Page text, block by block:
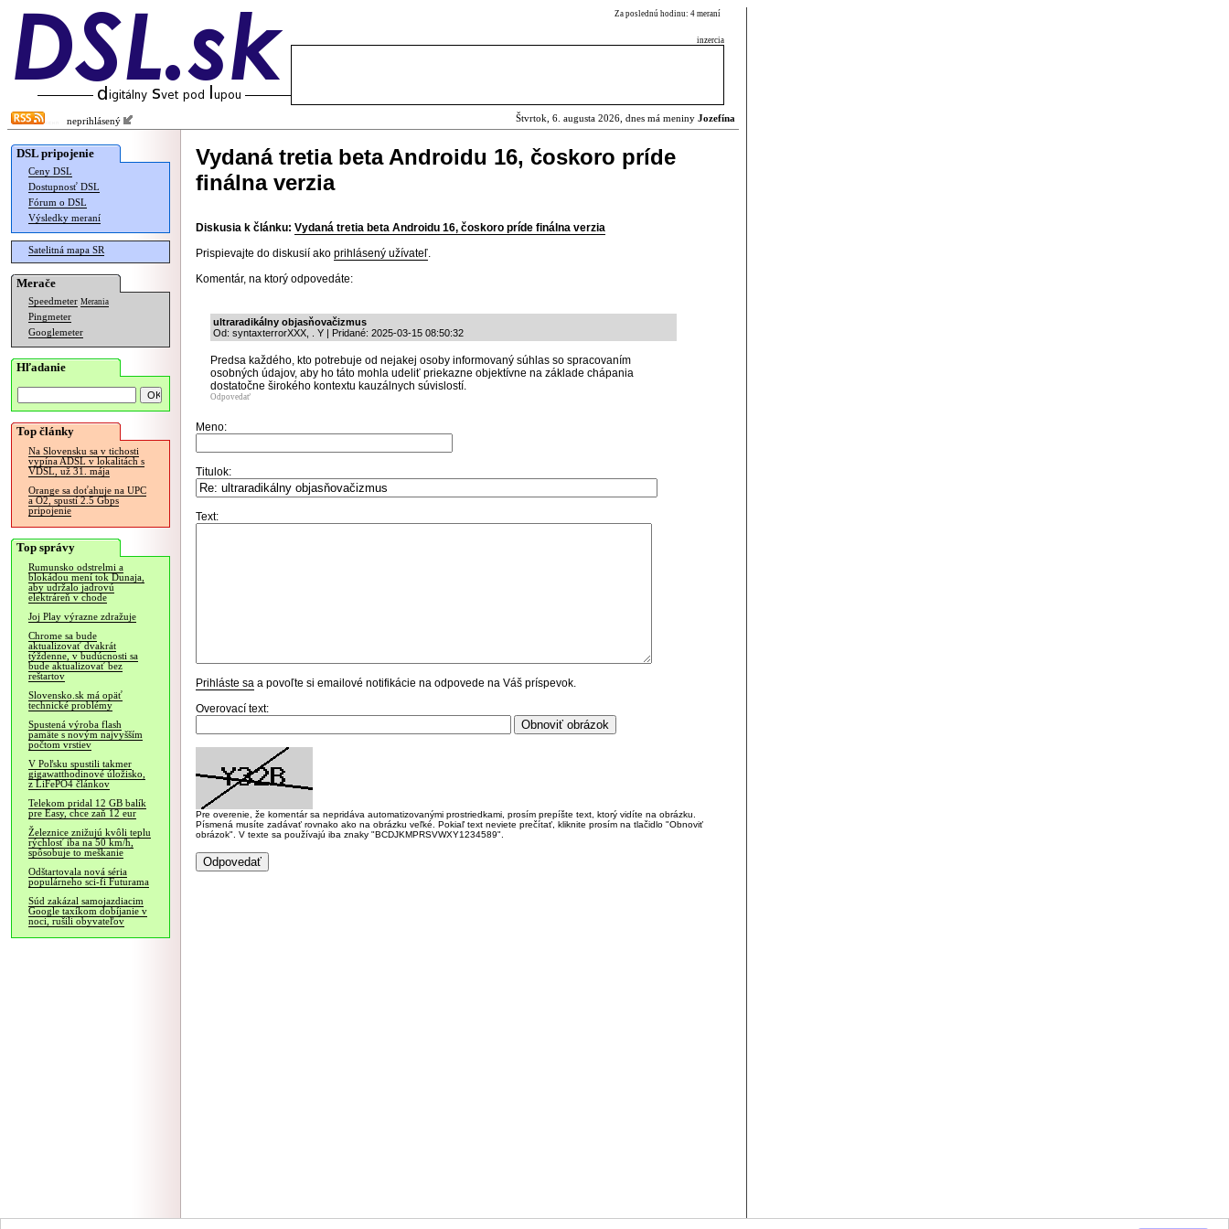
Za poslednú hodinu: 4 meraní
inzercia
neprihlásený Štvrtok, 6. augusta 2026, dnes má meniny Jozefína
DSL pripojenie
Ceny DSL
Dostupnosť DSL
Fórum o DSL
Výsledky meraní
Satelitná mapa SR
Merače
Speedmeter Merania
Pingmeter
Googlemeter
Hľadanie
Top články
Na Slovensku sa v tichosti
vypína ADSL v lokalitách s
VDSL, už 31. mája
Orange sa doťahuje na UPC
a O2, spustí 2.5 Gbps
pripojenie
Top správy
Rumunsko odstrelmi a
blokádou mení tok Dunaja,
aby udržalo jadrovú
elektráreň v chode
Joj Play výrazne zdražuje
Chrome sa bude
aktualizovať dvakrát
týždenne, v budúcnosti sa
bude aktualizovať bez
reštartov
Slovensko.sk má opäť
technické problémy
Spustená výroba flash
pamäte s novým najvyšším
počtom vrstiev
V Poľsku spustili takmer
gigawatthodinové úložisko,
z LiFePO4 článkov
Telekom pridal 12 GB balík
pre Easy, chce zaň 12 eur
Železnice znižujú kvôli teplu
rýchlosť iba na 50 km/h,
spôsobuje to meškanie
Odštartovala nová séria
populárneho sci-fi Futurama
Súd zakázal samojazdiacim
Google taxíkom dobíjanie v
noci, rušili obyvateľov
Vydaná tretia beta Androidu 16, čoskoro príde
finálna verzia
Diskusia k článku: Vydaná tretia beta Androidu 16, čoskoro príde finálna verzia
Prispievajte do diskusií ako prihlásený užívateľ.
Komentár, na ktorý odpovedáte:
ultraradikálny objasňovačizmus
Od: syntaxterrorXXX, . Y | Pridané: 2025-03-15 08:50:32
Predsa každého, kto potrebuje od nejakej osoby informovaný súhlas so spracovaním
osobných údajov, aby ho táto mohla udeliť priekazne objektívne na základe chápania
dostatočne širokého kontextu kauzálnych súvislostí.
Odpovedať
Meno:
Titulok:
Text:
Prihláste sa a povoľte si emailové notifikácie na odpovede na Váš príspevok.
Overovací text:
Pre overenie, že komentár sa nepridáva automatizovanými prostriedkami, prosím prepíšte text, ktorý vidíte na obrázku.
Písmená musíte zadávať rovnako ako na obrázku veľké. Pokiaľ text neviete prečítať, kliknite prosím na tlačidlo "Obnoviť
obrázok". V texte sa používajú iba znaky "BCDJKMPRSVWXY1234589".